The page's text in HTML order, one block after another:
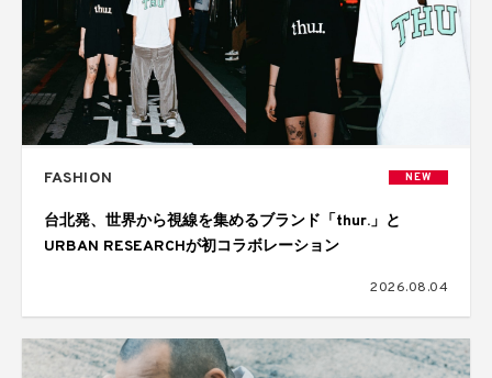
FASHION NEW
台北発、世界から視線を集めるブランド「thur.」と
URBAN RESEARCHが初コラボレーション
2026.08.04